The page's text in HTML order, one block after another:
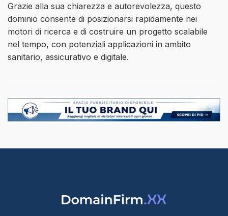
Grazie alla sua chiarezza e autorevolezza, questo
dominio consente di posizionarsi rapidamente nei
motori di ricerca e di costruire un progetto scalabile
nel tempo, con potenziali applicazioni in ambito
sanitario, assicurativo e digitale.